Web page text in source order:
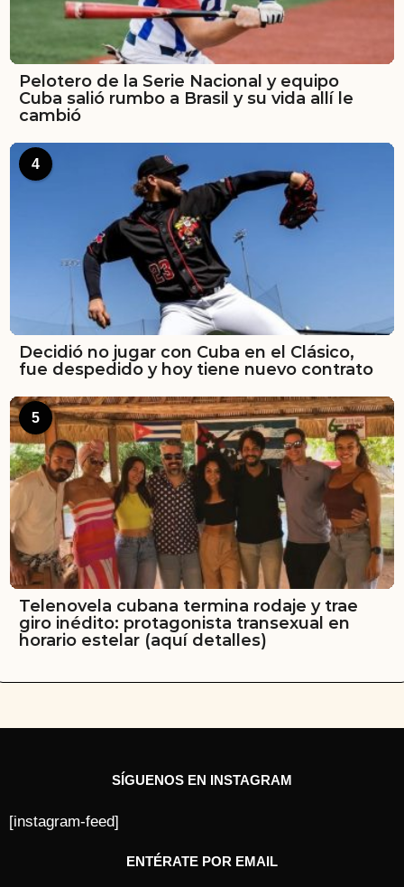
Pelotero de la Serie Nacional y equipo
Cuba salió rumbo a Brasil y su vida allí le
cambió
4
Decidió no jugar con Cuba en el Clásico,
fue despedido y hoy tiene nuevo contrato
5
Telenovela cubana termina rodaje y trae
giro inédito: protagonista transexual en
horario estelar (aquí detalles)
SÍGUENOS EN INSTAGRAM
[instagram-feed]
ENTÉRATE POR EMAIL